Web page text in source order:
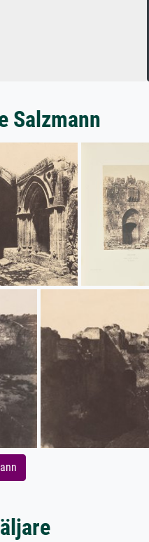
Salzmann